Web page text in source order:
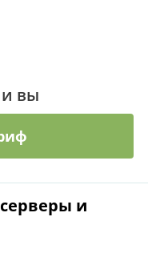
вы
серверы и